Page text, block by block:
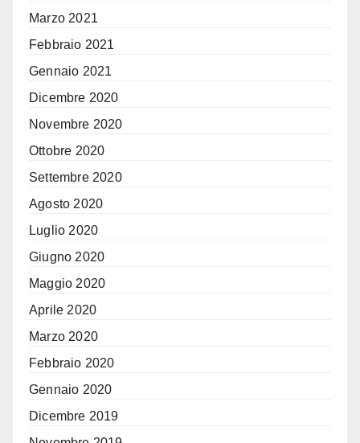
Marzo 2021
Febbraio 2021
Gennaio 2021
Dicembre 2020
Novembre 2020
Ottobre 2020
Settembre 2020
Agosto 2020
Luglio 2020
Giugno 2020
Maggio 2020
Aprile 2020
Marzo 2020
Febbraio 2020
Gennaio 2020
Dicembre 2019